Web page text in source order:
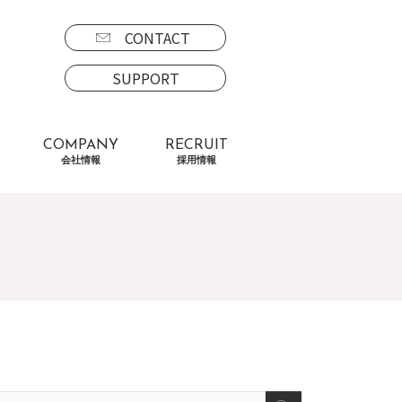
CONTACT
SUPPORT
COMPANY
会社情報
RECRUIT
採用情報